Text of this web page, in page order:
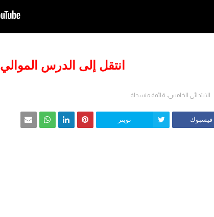
انتقل إلى الدرس الموالي
الابتدائي الخامس، قائمة منسدلة
فيسبوك تويتر